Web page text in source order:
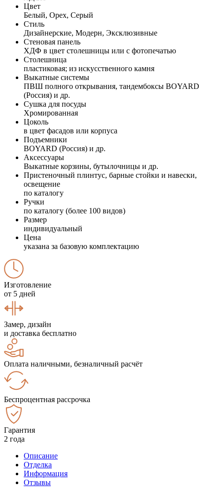
Цвет
Белый, Орех, Серый
Стиль
Дизайнерские, Модерн, Эксклюзивные
Стеновая панель
ХДФ в цвет столешницы или с фотопечатью
Столешница
пластиковая; из искусственного камня
Выкатные системы
ПВШ полного открывания, тандембоксы BOYARD
(Россия) и др.
Сушка для посуды
Хромированная
Цоколь
в цвет фасадов или корпуса
Подъемники
BOYARD (Россия) и др.
Аксессуары
Выкатные корзины, бутылочницы и др.
Пристеночный плинтус, барные стойки и навески,
освещение
по каталогу
Ручки
по каталогу (более 100 видов)
Размер
индивидуальный
Цена
указана за базовую комплектацию
Изготовление
от 5 дней
Замер, дизайн
и доставка бесплатно
Оплата наличными, безналичный расчёт
Беспроцентная рассрочка
Гарантия
2 года
Описание
Отделка
Информация
Отзывы